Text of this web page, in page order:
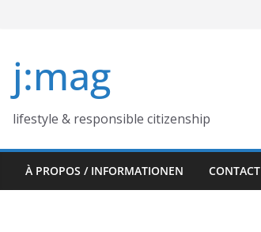
j:mag
lifestyle & responsible citizenship
À PROPOS / INFORMATIONEN CONTACT